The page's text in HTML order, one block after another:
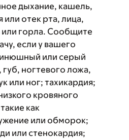
дыхание, кашель,
или отек рта, лица,
или горла. Сообщите
если у вашего
или серый
губ, ногтевого ложа,
или ног; тахикардия;
кровяного
как
или обморок;
или стенокардия;